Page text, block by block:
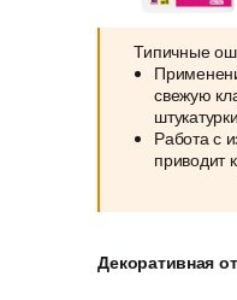
Типичные
свежую
штукатурки.
Работа с
приводит
Декоративная